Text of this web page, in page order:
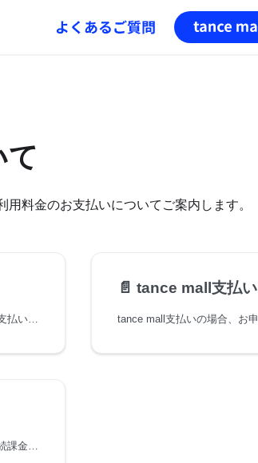
て
料金のお支払いについてご案内します。
tance mallで申込んだサービスのご利用代金のお支払い方法についてご説明します。
📄️ tance mall支払い
tance mall支払いの場合、ご契約中サービスの継続課金処理を毎月10日に行います。